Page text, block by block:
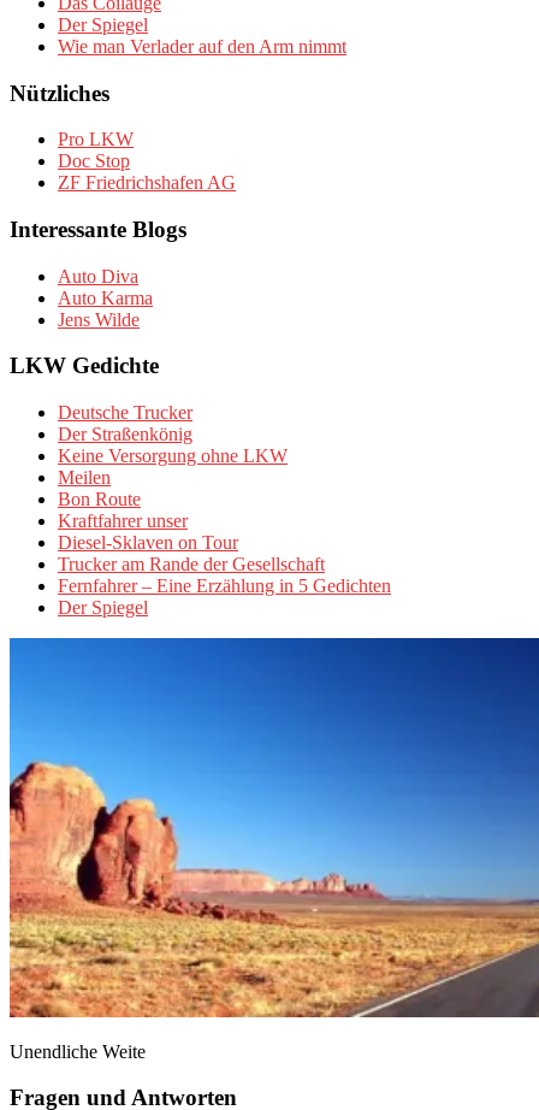
Der Spiegel
Wie man Verlader auf den Arm nimmt
Nützliches
Pro LKW
Doc Stop
ZF Friedrichshafen AG
Interessante Blogs
Auto Diva
Auto Karma
Jens Wilde
LKW Gedichte
Deutsche Trucker
Der Straßenkönig
Keine Versorgung ohne LKW
Meilen
Bon Route
Kraftfahrer unser
Diesel-Sklaven on Tour
Trucker am Rande der Gesellschaft
Fernfahrer – Eine Erzählung in 5 Gedichten
Der Spiegel
Unendliche Weite
Fragen und Antworten